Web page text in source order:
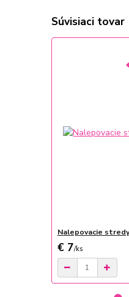
Súvisiaci tovar
Nalepovacie
€ 7/ks